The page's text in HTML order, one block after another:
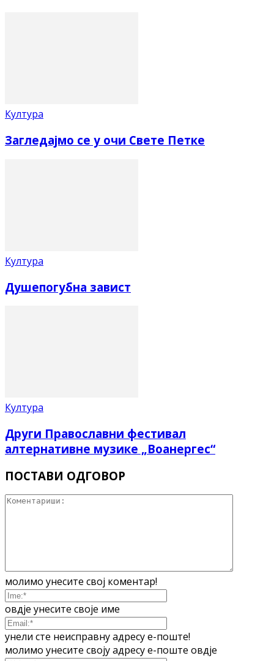
Култура
Загледајмо се у очи Свете Петке
Култура
Душепогубна завист
Култура
Други Православни фестивал
алтернативне музике „Воанергес“
ПОСТАВИ ОДГОВОР
молимо унесите свој коментар!
овдје унесите своје име
унели сте неисправну адресу е-поште!
молимо унесите своју адресу е-поште овдје